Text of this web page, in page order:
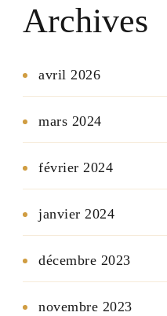
Archives
avril 2026
mars 2024
février 2024
janvier 2024
décembre 2023
novembre 2023